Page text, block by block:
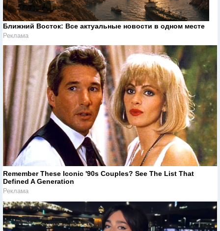
Ближний Восток: Все актуальные новости в одном месте
Реклама
Remember These Iconic '90s Couples? See The List That
Defined A Generation
Реклама